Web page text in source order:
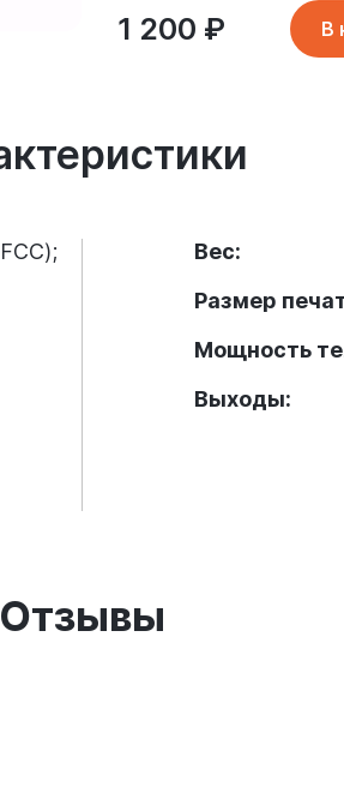
1 200 ₽ В
Вес:
Размер
Мощность
Выходы:
Отзывы